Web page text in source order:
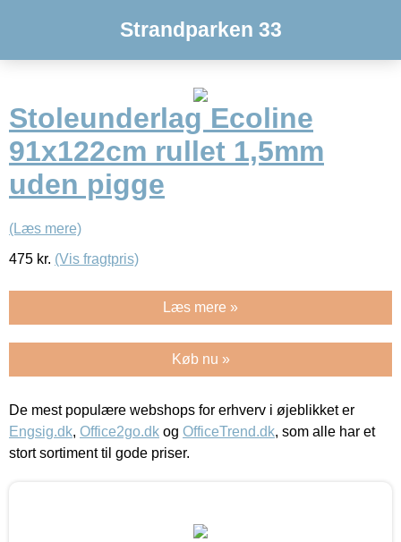
Strandparken 33
Stoleunderlag Ecoline
91x122cm rullet 1,5mm
uden pigge
(Læs mere)
475 kr. (Vis fragtpris)
Læs mere »
Køb nu »
De mest populære webshops for erhverv i øjeblikket er
Engsig.dk, Office2go.dk og OfficeTrend.dk, som alle har et
stort sortiment til gode priser.